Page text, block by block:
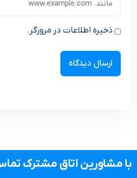
ذخیره اطلاعات در مرورگر.
با مشاورین اتاق مشترک